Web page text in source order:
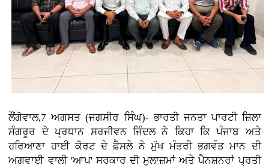
ਲੌਂਗੋਵਾਲ,7 ਅਗਸਤ (ਜਗਸੀਰ ਸਿੰਘ)-ਭਾਰਤੀ ਜਨਤਾ ਪਾਰਟੀ ਜ਼ਿਲਾ
ਸੰਗਰੂਰ ਦੇ ਪ੍ਰਧਾਨ ਸਰਜੀਵਨ ਜਿੰਦਲ ਨੇ ਕਿਹਾ ਕਿ ਪੰਜਾਬ ਅਤੇ
ਹਰਿਆਣਾ ਹਾਈ ਕੋਰਟ ਦੇ ਫ਼ੈਸਲੇ ਨੇ ਮੁੱਖ ਮੰਤਰੀ ਭਗਵੰਤ ਮਾਨ ਦੀ
ਅਗਵਾਈ ਵਾਲੀ 'ਆਪ' ਸਰਕਾਰ ਦੀ ਮੁਲਾਜ਼ਮਾਂ ਅਤੇ ਪੈਨਸ਼ਨਰਾਂ ਪ੍ਰਤੀ